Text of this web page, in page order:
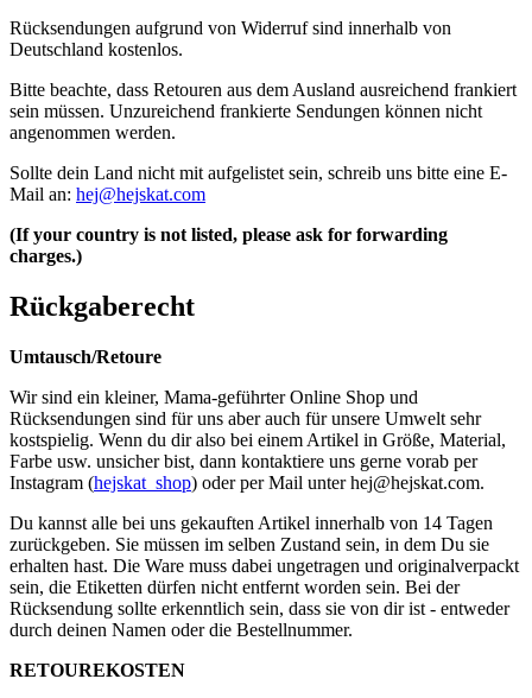
Rücksendungen aufgrund von Widerruf sind innerhalb von
Deutschland kostenlos.
Bitte beachte, dass Retouren aus dem Ausland ausreichend frankiert
sein müssen. Unzureichend frankierte Sendungen können nicht
angenommen werden.
Sollte dein Land nicht mit aufgelistet sein, schreib uns bitte eine E-
Mail an: hej@hejskat.com
(If your country is not listed, please ask for forwarding
charges.)
Rückgaberecht
Umtausch/Retoure
Wir sind ein kleiner, Mama-geführter Online Shop und
Rücksendungen sind für uns aber auch für unsere Umwelt sehr
kostspielig. Wenn du dir also bei einem Artikel in Größe, Material,
Farbe usw. unsicher bist, dann kontaktiere uns gerne vorab per
Instagram (hejskat_shop) oder per Mail unterhej@hejskat.com.
Du kannst alle bei uns gekauften Artikel innerhalb von 14 Tagen
zurückgeben. Sie müssen im selben Zustand sein, in dem Du sie
erhalten hast. Die Ware muss dabei ungetragen und originalverpackt
sein, die Etiketten dürfen nicht entfernt worden sein. Bei der
Rücksendung sollte erkenntlich sein, dass sie von dir ist - entweder
durch deinen Namen oder die Bestellnummer.
RETOUREKOSTEN